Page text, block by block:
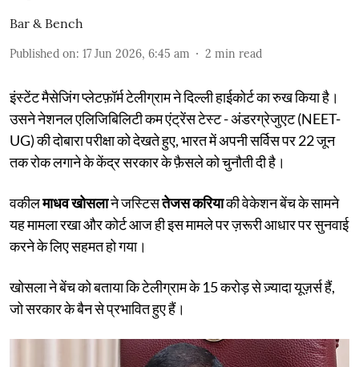
Bar & Bench
Published on: 17 Jun 2026, 6:45 am 2 min read
इंस्टेंट मैसेजिंग प्लेटफ़ॉर्म टेलीग्राम ने दिल्ली हाईकोर्ट का रुख किया है।
उसने नेशनल एलिजिबिलिटी कम एंट्रेंस टेस्ट - अंडरग्रेजुएट (NEET-
UG) की दोबारा परीक्षा को देखते हुए, भारत में अपनी सर्विस पर 22 जून
तक रोक लगाने के केंद्र सरकार के फ़ैसले को चुनौती दी है।
वकीलमाधव खोसलाने जस्टिसतेजस करियाकी वेकेशन बेंच के सामने
यह मामला रखा और कोर्ट आज ही इस मामले पर ज़रूरी आधार पर सुनवाई
करने के लिए सहमत हो गया।
खोसला ने बेंच को बताया कि टेलीग्राम के 15 करोड़ से ज़्यादा यूज़र्स हैं,
जो सरकार के बैन से प्रभावित हुए हैं।